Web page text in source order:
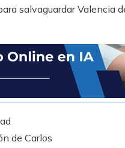
salvaguardar Valencia
de Carlos